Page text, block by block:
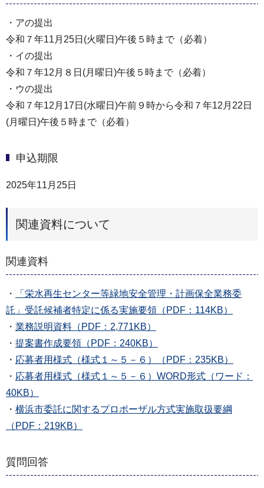
・アの提出
令和７年11月25日(火曜日)午後５時まで（必着）
・イの提出
令和７年12月８日(月曜日)午後５時まで（必着）
・ウの提出
令和７年12月17日(水曜日)午前９時から令和７年12月22日
(月曜日)午後５時まで（必着）
申込期限
2025年11月25日
関連資料について
関連資料
・
「栄水再生センター等緑地安全管理・計画保全業務委
託」受託候補者特定に係る実施要領（PDF：114KB）
・ 業務説明資料（PDF：2,771KB）
・ 提案書作成要領（PDF：240KB）
・ 応募者用様式（様式１～５－６）（PDF：235KB）
・ 応募者用様式（様式１～５－６）WORD形式（ワード：
40KB）
・ 横浜市委託に関するプロポーザル方式実施取扱要綱
（PDF：219KB）
質問回答